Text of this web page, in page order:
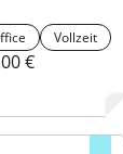
Vollzeit
€